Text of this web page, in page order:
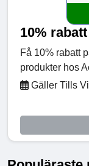
10% rabatt
Få 10% rabatt
produkter hos
Gäller Tills